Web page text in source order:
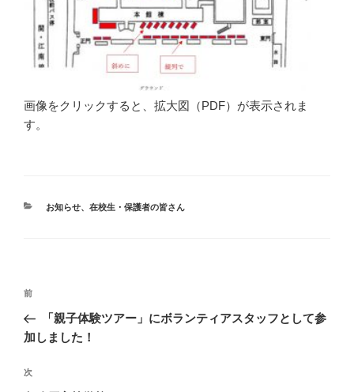
画像をクリックすると、拡大図（PDF）が表示されま
す。
カ
お知らせ、 在校生・保護者の皆さん
投
ナ
ゲ
前
の
投
前
「親子体験ツアー」にボランティアスタッフとして参
加しました！
次
次